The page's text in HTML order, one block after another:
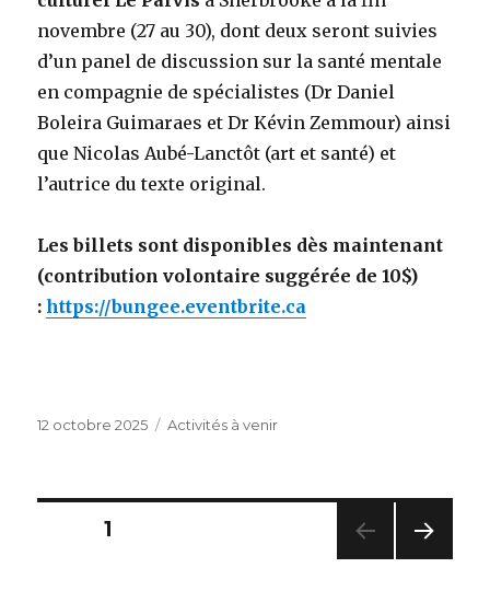
novembre (27 au 30), dont deux seront suivies
d’un panel de discussion sur la santé mentale
en compagnie de spécialistes (Dr Daniel
Boleira Guimaraes et Dr Kévin Zemmour) ainsi
que Nicolas Aubé-Lanctôt (art et santé) et
l’autrice du texte original.
Les billets sont disponibles dès maintenant
(contribution volontaire suggérée de 10$)
:https://bungee.eventbrite.ca
Publié
12 octobre 2025 Catégories
Activités à venir
Navigation
PAGE1